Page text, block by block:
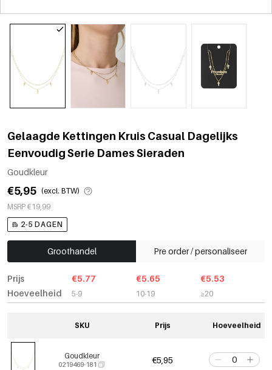
Gelaagde Kettingen Kruis Casual Dagelijks
Eenvoudig Serie Dames Sieraden
Goudkleur
€5,95 (excl. BTW)
MSRP €19,99
2-5 DAGEN
Groothandel Pre order / personaliseer
Prijs
Hoeveelheid
€5.77
5-9
€5.65
10-19
€5.53
≥20
SKU Prijs Hoeveelheid
Goudkleur
0219469-181 €5,95